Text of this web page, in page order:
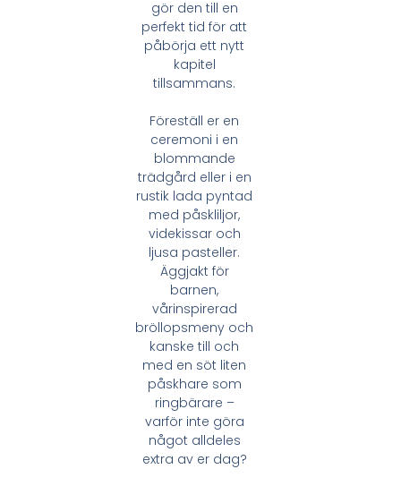
gör den till en
perfekt tid för att
påbörja ett nytt
kapitel
tillsammans.
Föreställ er en
ceremoni i en
blommande
trädgård eller i en
rustik lada pyntad
med påskliljor,
videkissar och
ljusa pasteller.
Äggjakt för
barnen,
vårinspirerad
bröllopsmeny och
kanske till och
med en söt liten
påskhare som
ringbärare –
varför inte göra
något alldeles
extra av er dag?